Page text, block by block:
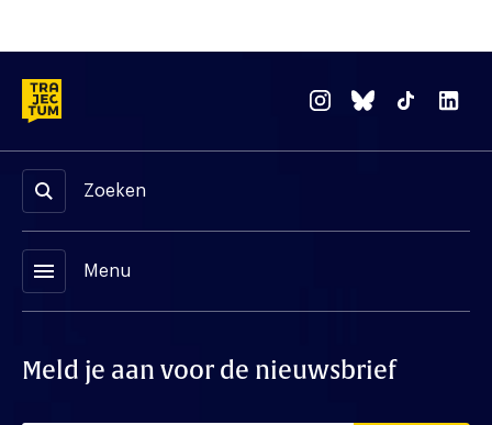
Zoeken
menu Menu
Meld je aan voor de nieuwsbrief